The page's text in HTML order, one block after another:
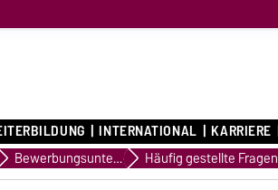
INTERNATIONAL KARRIERE
Bewerbungsunterlagen Häufig gestellte Fragen